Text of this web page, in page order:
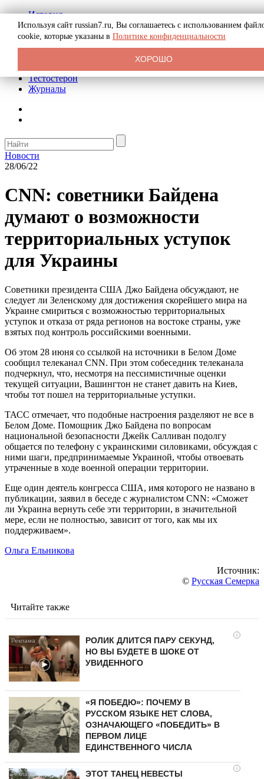
История
Биография
Криминал
Реклама на сайте
Тестостерон
Журналы
Новости
28/06/22
CNN: советники Байдена
думают о возможности
территориальных уступок
для Украины
Советники президента США Джо Байдена обсуждают, не
следует ли Зеленскому для достижения скорейшего мира на
Украине смириться с возможностью территориальных
уступок и отказа от ряда регионов на востоке страны, уже
взятых под контроль российскими военными.
Об этом 28 июня со ссылкой на источники в Белом Доме
сообщил телеканал CNN. При этом собеседник телеканала
подчеркнул, что, несмотря на пессимистичные оценки
текущей ситуации, Вашингтон не станет давить на Киев,
чтобы тот пошел на территориальные уступки.
ТАСС отмечает, что подобные настроения разделяют не все в
Белом Доме. Помощник Джо Байдена по вопросам
национальной безопасности Джейк Салливан подолгу
общается по телефону с украинскими силовиками, обсуждая с
ними шаги, предпринимаемые Украиной, чтобы отвоевать
утраченные в ходе военной операции территории.
Еще один деятель конгресса США, имя которого не названо в
публикации, заявил в беседе с журналистом CNN: «Сможет
ли Украина вернуть себе эти территории, в значительной
мере, если не полностью, зависит от того, как мы их
поддерживаем».
Ольга Ельникова
Источник:
© Русская Семерка
Читайте также
i
РОЛИК ДЛИТСЯ ПАРУ СЕКУНД,
НО ВЫ БУДЕТЕ В ШОКЕ ОТ
УВИДЕННОГО
«Я ПОБЕДЮ»: ПОЧЕМУ В
РУССКОМ ЯЗЫКЕ НЕТ СЛОВА,
ОЗНАЧАЮЩЕГО «ПОБЕДИТЬ» В
ПЕРВОМ ЛИЦЕ
ЕДИНСТВЕННОГО ЧИСЛА
i
ЭТОТ ТАНЕЦ НЕВЕСТЫ
Используя сайт russian7.ru, Вы соглашаетесь с использованием
cookie, которые указаны в Политике конфиденциальности
ХОРОШО